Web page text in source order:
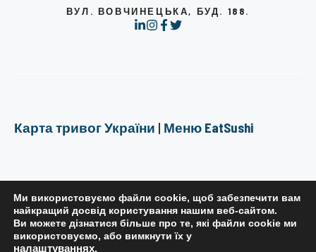
ВУЛ. ВОВЧИНЕЦЬКА, БУД. 188.
Карта тривог України | Меню EatSushi
РЕДАКЦІЙНА ПОЛІТИКА
ПОЛІТИКА КОНФІДЕНЦІЙНОСТІ
Ми використовуємо файли cookie, щоб забезпечити вам
найкращий досвід користування нашим веб-сайтом.
Ви можете дізнатися більше про те, які файли cookie ми
використовуємо, або вимкнути їх у
налаштуваннях.